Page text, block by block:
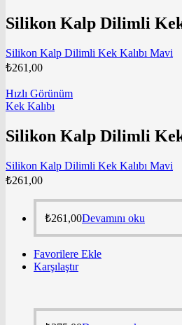
Silikon Kalp Dilimli
Silikon Kalp Dilimli Kek Kalıbı Mavi
₺261,00
Hızlı Görünüm
Kek Kalıbı
Silikon Kalp Dilimli
Silikon Kalp Dilimli Kek Kalıbı Mavi
₺261,00
₺261,00Devamını oku
Favorilere Ekle
Karşılaştır